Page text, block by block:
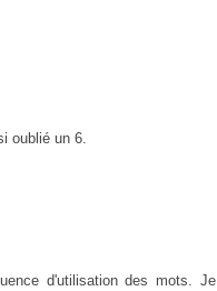
oublié un 6.
d'utilisation des mots. Je